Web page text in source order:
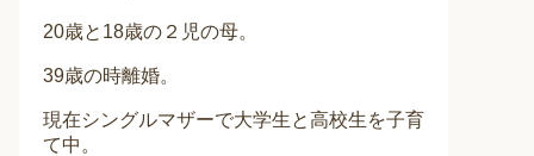
20歳と18歳の２児の母。
39歳の時離婚。
現在シングルマザーで大学生と高校生を子育
て中。